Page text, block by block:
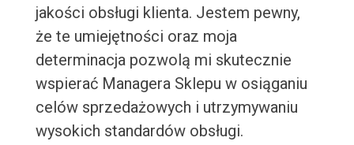
jakości obsługi klienta. Jestem pewny,
że te umiejętności oraz moja
determinacja pozwolą mi skutecznie
wspierać Managera Sklepu w osiąganiu
celów sprzedażowych i utrzymywaniu
wysokich standardów obsługi.